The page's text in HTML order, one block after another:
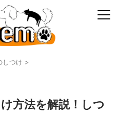
しつけ >
方法を解説！しつ